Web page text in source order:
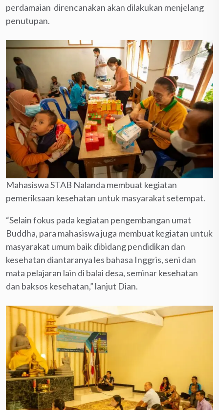
perdamaian direncanakan akan dilakukan menjelang
penutupan.
Mahasiswa STAB Nalanda membuat kegiatan
pemeriksaan kesehatan untuk masyarakat setempat.
“Selain fokus pada kegiatan pengembangan umat
Buddha, para mahasiswa juga membuat kegiatan untuk
masyarakat umum baik dibidang pendidikan dan
kesehatan diantaranya les bahasa Inggris, seni dan
mata pelajaran lain di balai desa, seminar kesehatan
dan baksos kesehatan,” lanjut Dian.